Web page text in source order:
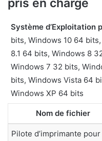
pris en charge
Système d’Exploitation
bits, Windows 10 64
8.1 64 bits, Windows 8
Windows 7 32 bits,
bits, Windows Vista 64
Windows XP 64 bits
Nom de fichier
Pilote d’imprimante pour